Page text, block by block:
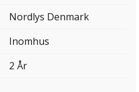
Nordlys Denmark
Inomhus
2 År